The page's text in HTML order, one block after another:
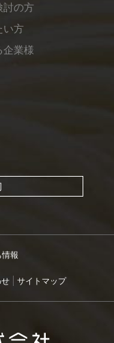
討の方
い方
企業様
情報
サイトマップ